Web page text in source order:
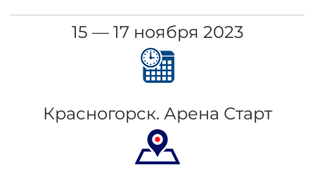
15 — 17 ноября 2023
Красногорск. Арена Старт